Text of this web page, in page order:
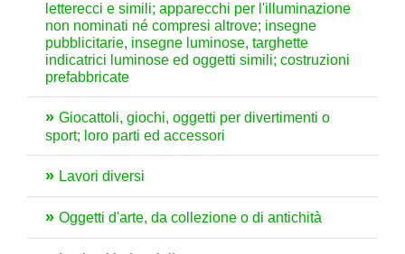
letterecci e simili; apparecchi per l'illuminazione
non nominati né compresi altrove; insegne
pubblicitarie, insegne luminose, targhette
indicatrici luminose ed oggetti simili; costruzioni
prefabbricate
Giocattoli, giochi, oggetti per divertimenti o
sport; loro parti ed accessori
Lavori diversi
Oggetti d'arte, da collezione o di antichità